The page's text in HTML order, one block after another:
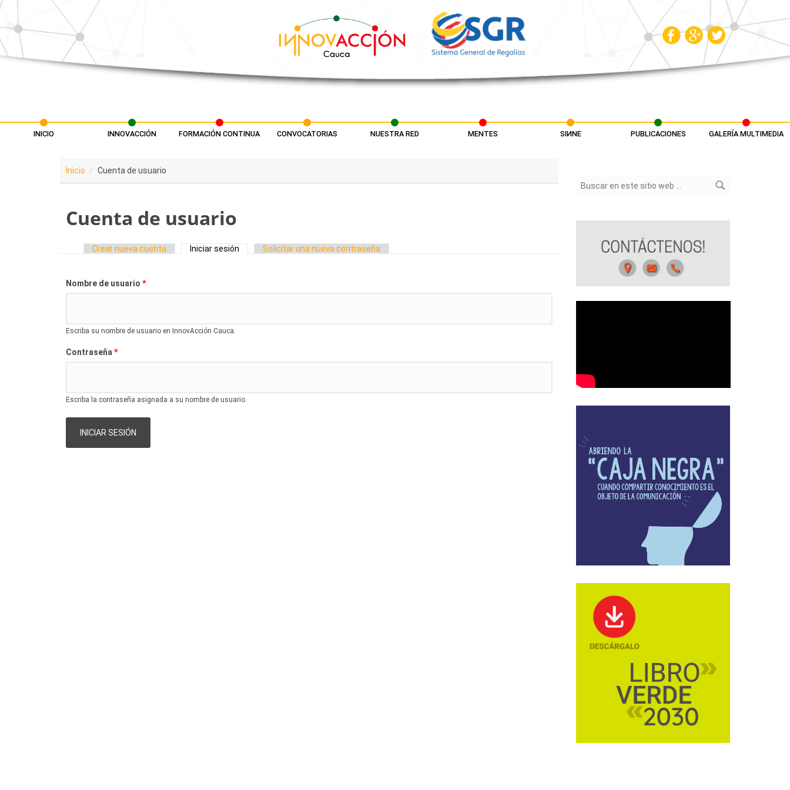
Pasar al contenido principal
INICIO INNOVACCIÓN FORMACIÓN CONTINUA CONVOCATORIAS NUESTRA RED MENTES SIИNE PUBLICACIONES GALERÍA MULTIMEDIA
Inicio Cuenta de usuario
Cuenta de usuario
Crear nueva cuenta Iniciar sesión (solapa activa)
Solicitar una nueva contraseña
Nombre de usuario *
Escriba su nombre de usuario en InnovAcción Cauca.
Contraseña *
Escriba la contraseña asignada a su nombre de usuario.
Formulario de búsqueda